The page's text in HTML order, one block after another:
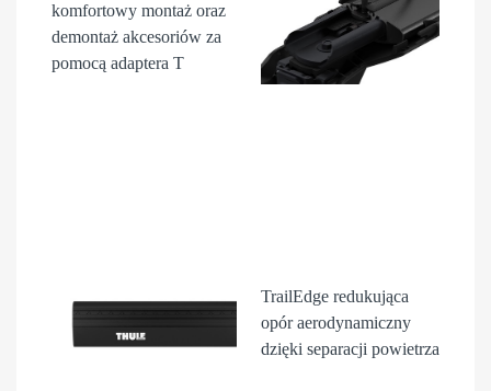
komfortowy montaż oraz
demontaż akcesoriów za
pomocą adaptera T
TrailEdge redukująca
opór aerodynamiczny
dzięki separacji powietrza